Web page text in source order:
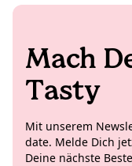
Mach
Tasty
Mit unserem
date. Melde Dich
Deine nächste